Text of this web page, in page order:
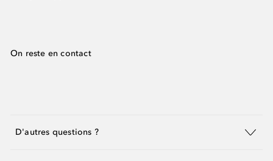
On reste en contact
D'autres questions ?